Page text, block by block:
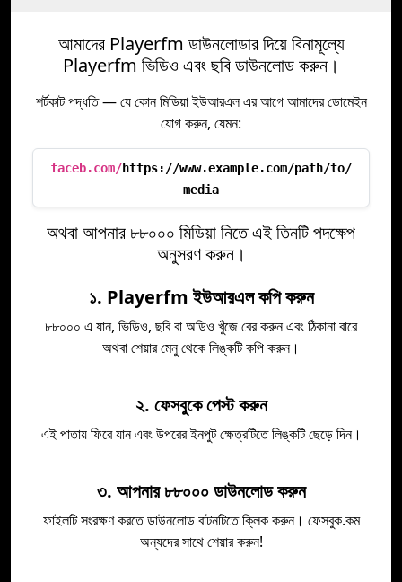
আমাদের Playerfm ডাউনলোডার দিয়ে বিনামূল্যে
Playerfm ভিডিও এবং ছবি ডাউনলোড করুন।
শর্টকাট পদ্ধতি — যে কোন মিডিয়া ইউআরএল এর আগে আমাদের ডোমেইন
যোগ করুন, যেমন:
faceb.com/https://www.example.com/path/to/
media
অথবা আপনার ৮৮০০০ মিডিয়া নিতে এই তিনটি পদক্ষেপ
অনুসরণ করুন।
১. Playerfm ইউআরএল কপি করুন
৮৮০০০ এ যান, ভিডিও, ছবি বা অডিও খুঁজে বের করুন এবং ঠিকানা বারে
অথবা শেয়ার মেনু থেকে লিঙ্কটি কপি করুন।
২. ফেসবুকে পেস্ট করুন
এই পাতায় ফিরে যান এবং উপরের ইনপুট ক্ষেত্রটিতে লিঙ্কটি ছেড়ে দিন।
৩. আপনার ৮৮০০০ ডাউনলোড করুন
ফাইলটি সংরক্ষণ করতে ডাউনলোড বাটনটিতে ক্লিক করুন। ফেসবুক.কম
অন্যদের সাথে শেয়ার করুন!